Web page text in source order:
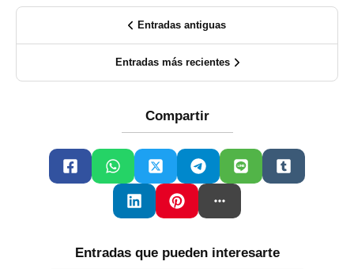
Entradas antiguas
Entradas más recientes
Compartir
Entradas que pueden interesarte